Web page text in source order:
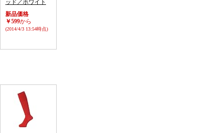
ッド／ホワイト
新品価格
￥599から
(2014/4/3 13:54時点)